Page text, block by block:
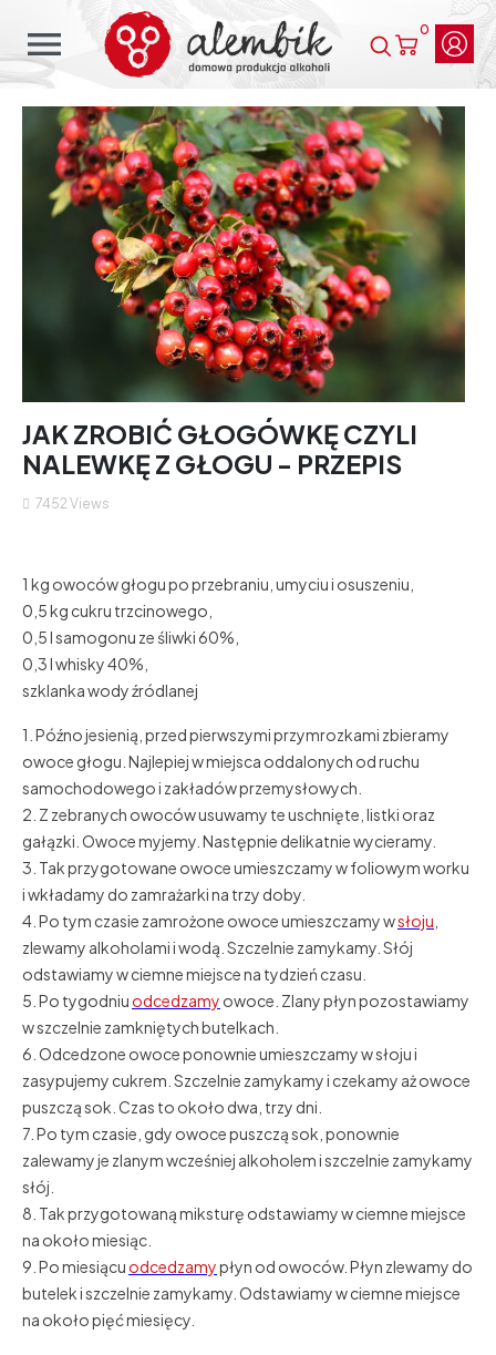
menu 0
JAK ZROBIĆ GŁOGÓWKĘ CZYLI
NALEWKĘ Z GŁOGU - PRZEPIS
7452 Views
1 kg owoców głogu po przebraniu, umyciu i osuszeniu,
0,5 kg cukru trzcinowego,
0,5 l samogonu ze śliwki 60%,
0,3 l whisky 40%,
szklanka wody źródlanej
1. Późno jesienią, przed pierwszymi przymrozkami zbieramy
owoce głogu. Najlepiej w miejsca oddalonych od ruchu
samochodowego i zakładów przemysłowych.
2. Z zebranych owoców usuwamy te uschnięte, listki oraz
gałązki. Owoce myjemy. Następnie delikatnie wycieramy.
3. Tak przygotowane owoce umieszczamy w foliowym worku
i wkładamy do zamrażarki na trzy doby.
4. Po tym czasie zamrożone owoce umieszczamy wsłoju
zlewamy alkoholami i wodą. Szczelnie zamykamy. Słój
odstawiamy w ciemne miejsce na tydzień czasu.
5. Po tygodniu odcedzamy owoce. Zlany płyn pozostawiamy
w szczelnie zamkniętych butelkach.
6. Odcedzone owoce ponownie umieszczamy w słoju i
zasypujemy cukrem. Szczelnie zamykamy i czekamy aż owoce
puszczą sok. Czas to około dwa, trzy dni.
7. Po tym czasie, gdy owoce puszczą sok, ponownie
zalewamy je zlanym wcześniej alkoholem i szczelnie zamykamy
słój.
8. Tak przygotowaną miksturę odstawiamy w ciemne miejsce
na około miesiąc.
9. Po miesiącu odcedzamypłyn od owoców. Płyn zlewamy do
butelek i szczelnie zamykamy. Odstawiamy w ciemne miejsce
na około pięć miesięcy.